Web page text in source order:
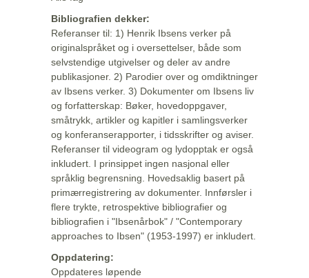
Bibliografien dekker:
Referanser til: 1) Henrik Ibsens verker på
originalspråket og i oversettelser, både som
selvstendige utgivelser og deler av andre
publikasjoner. 2) Parodier over og omdiktninger
av Ibsens verker. 3) Dokumenter om Ibsens liv
og forfatterskap: Bøker, hovedoppgaver,
småtrykk, artikler og kapitler i samlingsverker
og konferanserapporter, i tidsskrifter og aviser.
Referanser til videogram og lydopptak er også
inkludert. I prinsippet ingen nasjonal eller
språklig begrensning. Hovedsaklig basert på
primærregistrering av dokumenter. Innførsler i
flere trykte, retrospektive bibliografier og
bibliografien i "Ibsenårbok" / "Contemporary
approaches to Ibsen" (1953-1997) er inkludert.
Oppdatering:
Oppdateres løpende